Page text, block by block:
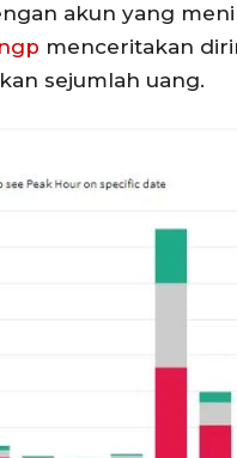
akun yang
menceritakan
sejumlah uang.